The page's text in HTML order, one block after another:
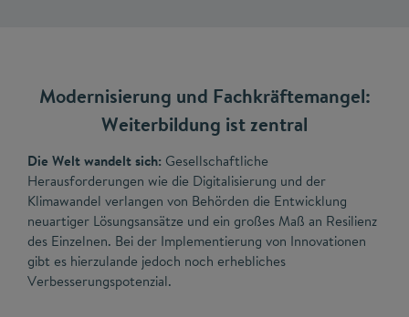
Modernisierung und Fachkräftemangel:
Weiterbildung ist zentral
Die Welt wandelt sich: Gesellschaftliche
Herausforderungen wie die Digitalisierung und der
Klimawandel verlangen von Behörden die Entwicklung
neuartiger Lösungsansätze und ein großes Maß an Resilienz
des Einzelnen. Bei der Implementierung von Innovationen
gibt es hierzulande jedoch noch erhebliches
Verbesserungspotenzial.